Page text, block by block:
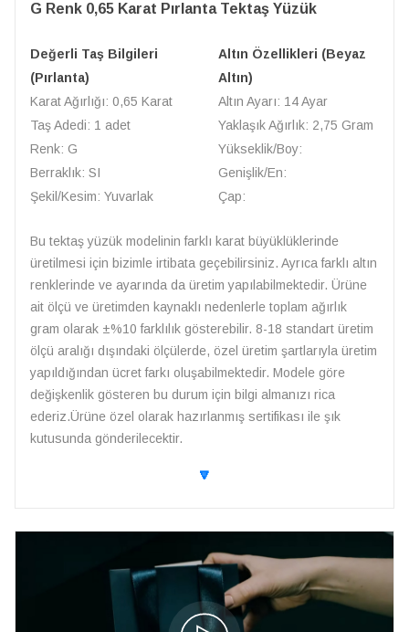
G Renk 0,65 Karat Pırlanta Tektaş Yüzük
Değerli Taş Bilgileri
(Pırlanta)
Karat Ağırlığı: 0,65 Karat
Taş Adedi: 1 adet
Renk: G
Berraklık: SI
Şekil/Kesim: Yuvarlak
Altın Özellikleri (Beyaz
Altın)
Altın Ayarı: 14 Ayar
Yaklaşık Ağırlık: 2,75 Gram
Yükseklik/Boy:
Genişlik/En:
Çap:
Bu tektaş yüzük modelinin farklı karat büyüklüklerinde
üretilmesi için bizimle irtibata geçebilirsiniz. Ayrıca farklı altın
renklerinde ve ayarında da üretim yapılabilmektedir. Ürüne
ait ölçü ve üretimden kaynaklı nedenlerle toplam ağırlık
gram olarak ±%10 farklılık gösterebilir. 8-18 standart üretim
ölçü aralığı dışındaki ölçülerde, özel üretim şartlarıyla üretim
yapıldığından ücret farkı oluşabilmektedir. Modele göre
değişkenlik gösteren bu durum için bilgi almanızı rica
ederiz.Ürüne özel olarak hazırlanmış sertifikası ile şık
kutusunda gönderilecektir.
🔽